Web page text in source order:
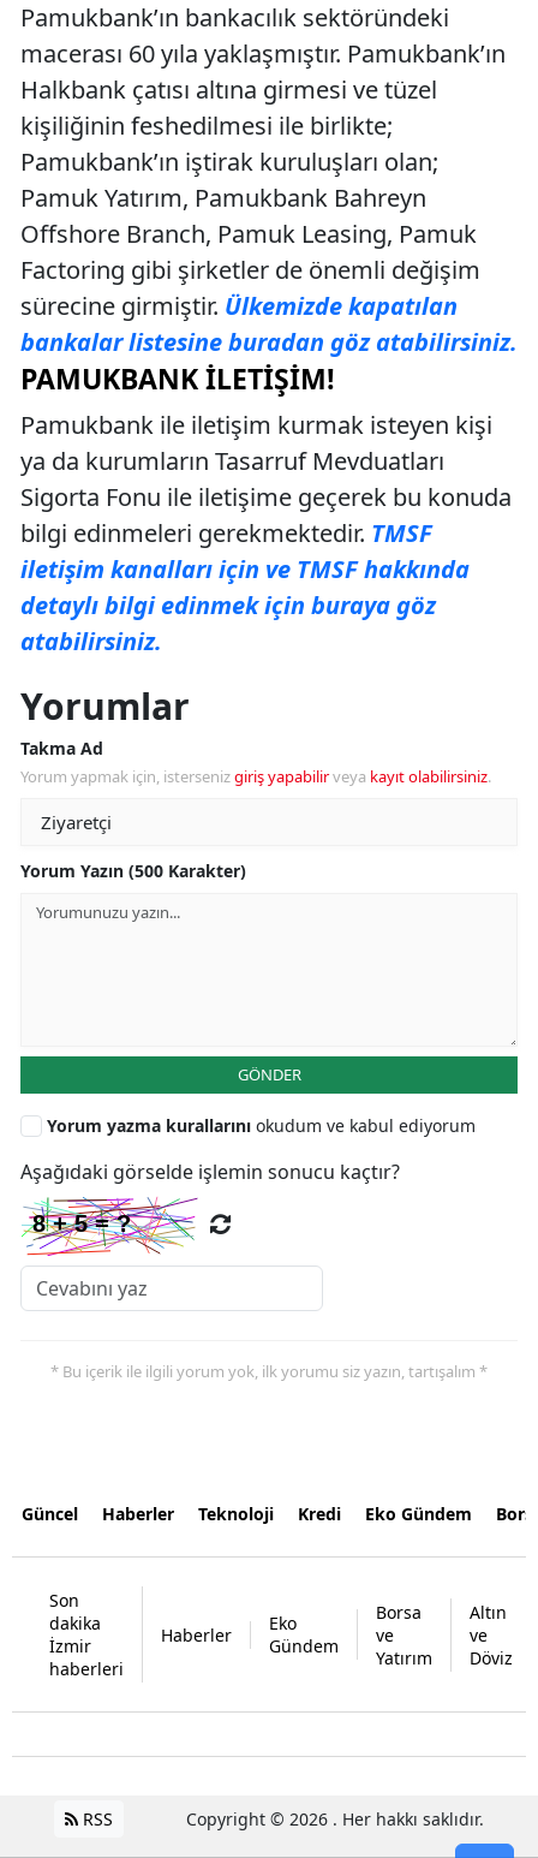
Pamukbank’ın bankacılık sektöründeki
macerası 60 yıla yaklaşmıştır. Pamukbank’ın
Halkbank çatısı altına girmesi ve tüzel
kişiliğinin feshedilmesi ile birlikte;
Pamukbank’ın iştirak kuruluşları olan;
Pamuk Yatırım, Pamukbank Bahreyn
Offshore Branch, Pamuk Leasing, Pamuk
Factoring gibi şirketler de önemli değişim
sürecine girmiştir. Ülkemizde kapatılan
bankalar listesine buradan göz atabilirsiniz.
PAMUKBANK İLETIŞIM!
Pamukbank ile iletişim kurmak isteyen kişi
ya da kurumların Tasarruf Mevduatları
Sigorta Fonu ile iletişime geçerek bu konuda
bilgi edinmeleri gerekmektedir. TMSF
iletişim kanalları için ve TMSF hakkında
detaylı bilgi edinmek için buraya göz
atabilirsiniz.
Yorumlar
Takma Ad
Yorum yapmak için, istersenizgiriş yapabilirveya kayıt olabilirsiniz.
Yorum Yazın (500 Karakter)
GÖNDER
Yorum yazma kurallarını okudum ve kabul ediyorum
Aşağıdaki görselde işlemin sonucu kaçtır?
* Bu içerik ile ilgili yorum yok, ilk yorumu siz yazın, tartışalım *
Güncel Haberler Teknoloji Kredi Eko Gündem
Son
dakika
İzmir
haberleri
Haberler
Eko
Gündem
Borsa
ve
Yatırım
Altın
ve
Döviz
RSS Copyright © 2026 . Her hakkı saklıdır.